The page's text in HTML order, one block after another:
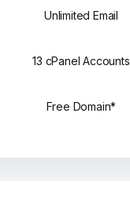
Unlimited Email
13 cPanel Accounts
Free Domain*